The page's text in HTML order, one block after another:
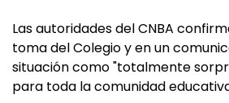
Las autoridades del CNBA
toma del Colegio y en un
situación como "totalmente
para toda la comunidad